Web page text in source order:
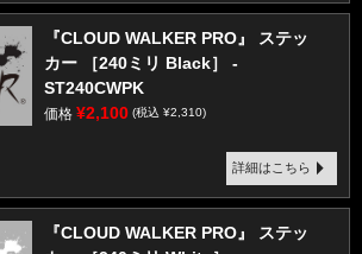
『CLOUD WALKER PRO』 ステッ
カー ［240ミリ Black］ -
ST240CWPK
価格 ¥2,100 (税込 ¥2,310)
詳細はこちら
『CLOUD WALKER PRO』 ステッ